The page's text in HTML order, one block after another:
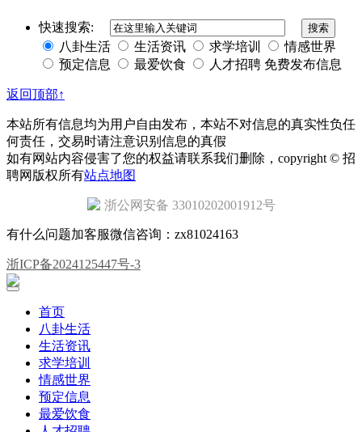
快速搜索:
八卦生活
生活资讯 求学培训
情感世界
预定信息
最爱饮食 人才招聘 免费发布信息
返回顶部↑
本站所有信息均为用户自由发布，本站不对信息的真实性负任
何责任，交易时请注意识别信息的真假
如有网站内容侵害了您的权益请联系我们删除，copyright © 招
聘网版权所有站点地图
浙公网安备 33010202001912号
有什么问题加客服微信咨询：zx81024163
浙ICP备2024125447号-3
首页
八卦生活
生活资讯
求学培训
情感世界
预定信息
最爱饮食